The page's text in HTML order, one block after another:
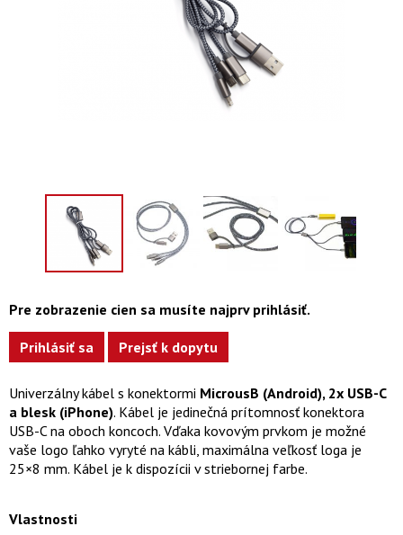
Pre zobrazenie cien sa musíte najprv prihlásiť.
Prihlásiť sa Prejsť k dopytu
Univerzálny kábel s konektormi MicrousB (Android), 2x USB-C
a blesk (iPhone). Kábel je jedinečná prítomnosť konektora
USB-C na oboch koncoch. Vďaka kovovým prvkom je možné
vaše logo ľahko vyryté na kábli, maximálna veľkosť loga je
25×8 mm. Kábel je k dispozícii v striebornej farbe.
Vlastnosti